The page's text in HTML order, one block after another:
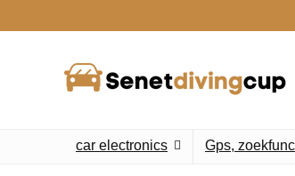
car electronics Gps,